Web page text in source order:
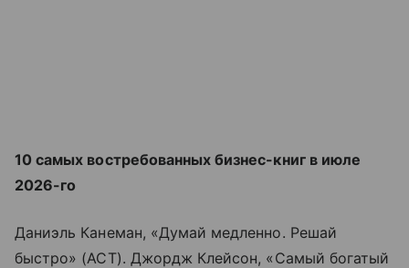
10 самых востребованных бизнес-книг в июле
2026-го
Даниэль Канеман, «Думай медленно. Решай
быстро» (АСТ). Джордж Клейсон, «Самый богатый